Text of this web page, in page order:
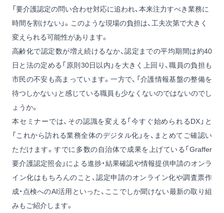
「要介護認定の問い合わせ対応に追われ、本来注力すべき業務に
時間を割けない」。このような現場の負担は、工夫次第で大きく
変えられる可能性があります。
高齢化で認定数が増え続けるなか、認定までの平均期間は約40
日と法の定める「原則30日以内」を大きく上回り、職員の負担も
市民の不安も高まっています。一方で、「介護情報基盤の整備を
待つしかない」と感じている職員も少なくないのではないのでし
ょうか。
本セミナーでは、その認識を変える「今すぐ始められるDX」と
「これから訪れる業務全体のデジタル化」を、まとめてご確認い
ただけます。すでに多数の自治体で成果を上げている「Graffer
要介護認定照会」による進捗・結果確認や情報提供申請のオンラ
イン化はもちろんのこと、認定申請のオンライン化や調査票作
成・点検へのAI活用といった、ここでしか聞けない最新の取り組
みもご紹介します。